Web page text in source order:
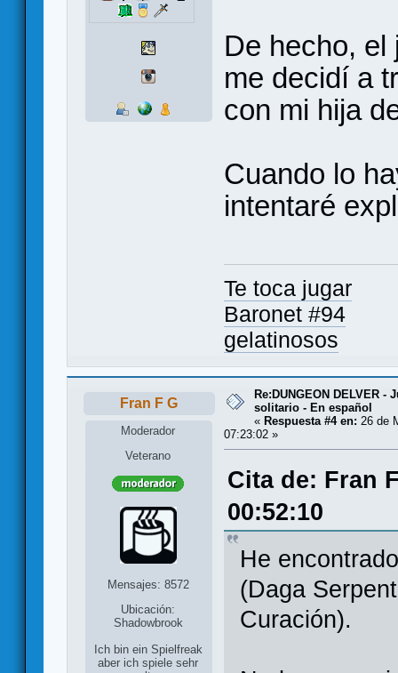
De hecho, el
me decidí a
con mi hija
Cuando lo
intentaré
Te toca jugar
Baronet #94
gelatinosos
Fran F G
Moderador
Veterano
Mensajes: 8572
Ubicación:
Shadowbrook
Ich bin ein Spielfreak
aber ich spiele sehr
Re:DUNGEON DELVER -
solitario - En español
« Respuesta #4 en: 26 de
07:23:02 »
Cita de: Fran
00:52:10
He
(Daga
Curación).